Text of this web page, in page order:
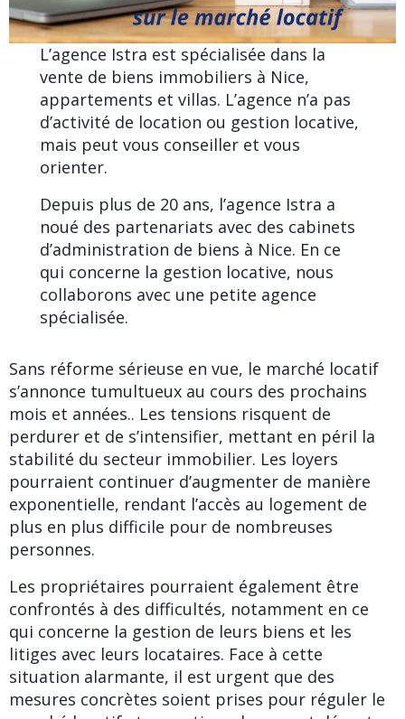
L’agence Istra est spécialisée dans la
vente de biens immobiliers à Nice,
appartements et villas. L’agence n’a pas
d’activité de location ou gestion locative,
mais peut vous conseiller et vous
orienter.
Depuis plus de 20 ans, l’agence Istra a
noué des partenariats avec des cabinets
d’administration de biens à Nice. En ce
qui concerne la gestion locative, nous
collaborons avec une petite agence
spécialisée.
Sans réforme sérieuse en vue, le marché locatif
s’annonce tumultueux au cours des prochains
mois et années.. Les tensions risquent de
perdurer et de s’intensifier, mettant en péril la
stabilité du secteur immobilier. Les loyers
pourraient continuer d’augmenter de manière
exponentielle, rendant l’accès au logement de
plus en plus difficile pour de nombreuses
personnes.
Les propriétaires pourraient également être
confrontés à des difficultés, notamment en ce
qui concerne la gestion de leurs biens et les
litiges avec leurs locataires. Face à cette
situation alarmante, il est urgent que des
mesures concrètes soient prises pour réguler le